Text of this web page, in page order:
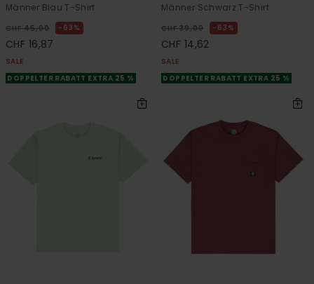
Männer Blau T-Shirt
CHF 45,00 63%
CHF 16,87
SALE
DOPPELTER RABATT EXTRA 25 %
Männer Schwarz T-Shirt
CHF 39,00 63%
CHF 14,62
SALE
DOPPELTER RABATT EXTRA 25 %